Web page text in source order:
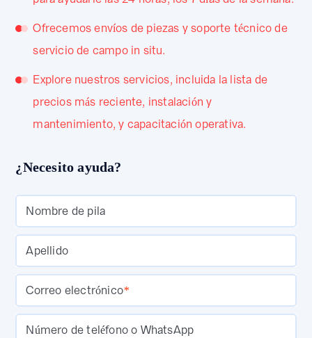
Ofrecemos envíos de piezas y soporte técnico de
servicio de campo in situ.
Explore nuestros servicios, incluida la lista de
precios más reciente, instalación y
mantenimiento, y capacitación operativa.
¿Necesito ayuda?
Nombre de pila
Apellido
Correo electrónico*
Número de teléfono o WhatsApp